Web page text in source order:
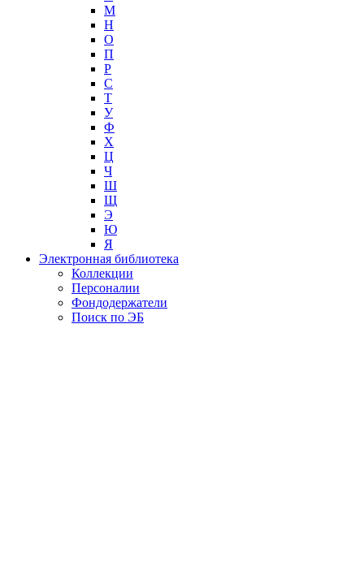
М
Н
О
П
Р
С
Т
У
Ф
Х
Ц
Ч
Ш
Щ
Э
Ю
Я
Электронная библиотека
Коллекции
Персоналии
Фондодержатели
Поиск по ЭБ